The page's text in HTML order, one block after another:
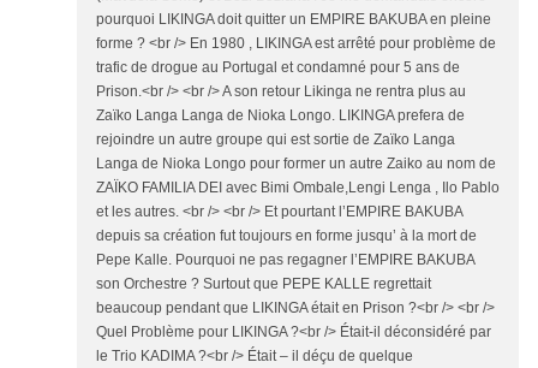
pourquoi LIKINGA doit quitter un EMPIRE BAKUBA en pleine
forme ? <br /> En 1980 , LIKINGA est arrêté pour problème de
trafic de drogue au Portugal et condamné pour 5 ans de
Prison.<br /> <br /> A son retour Likinga ne rentra plus au
Zaïko Langa Langa de Nioka Longo. LIKINGA prefera de
rejoindre un autre groupe qui est sortie de Zaïko Langa
Langa de Nioka Longo pour former un autre Zaiko au nom de
ZAÏKO FAMILIA DEI avec Bimi Ombale,Lengi Lenga , Ilo Pablo
et les autres. <br /> <br /> Et pourtant l’EMPIRE BAKUBA
depuis sa création fut toujours en forme jusqu’ à la mort de
Pepe Kalle. Pourquoi ne pas regagner l’EMPIRE BAKUBA
son Orchestre ? Surtout que PEPE KALLE regrettait
beaucoup pendant que LIKINGA était en Prison ?<br /> <br />
Quel Problème pour LIKINGA ?<br /> Était-il déconsidéré par
le Trio KADIMA ?<br /> Était – il déçu de quelque